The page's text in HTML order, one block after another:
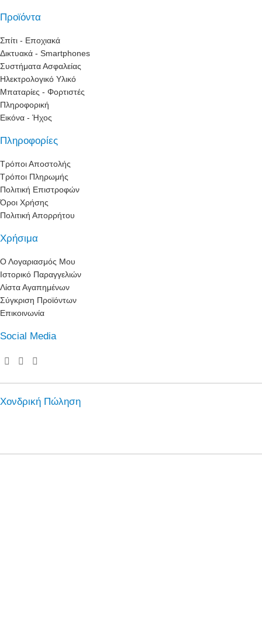
Προϊόντα
Σπίτι - Εποχιακά
Δικτυακά - Smartphones
Συστήματα Ασφαλείας
Ηλεκτρολογικό Υλικό
Μπαταρίες - Φορτιστές
Πληροφορική
Εικόνα - Ήχος
Πληροφορίες
Τρόποι Αποστολής
Τρόποι Πληρωμής
Πολιτική Επιστροφών
Όροι Χρήσης
Πολιτική Απορρήτου
Χρήσιμα
Ο Λογαριασμός Μου
Ιστορικό Παραγγελιών
Λίστα Αγαπημένων
Σύγκριση Προϊόντων
Επικοινωνία
Social Media
Χονδρική Πώληση